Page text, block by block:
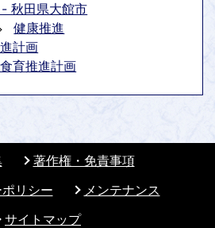
秋田県大館市
健康推進
計画
育推進計画
著作権・免責事項
リシー
メンテナンス
サイトマップ